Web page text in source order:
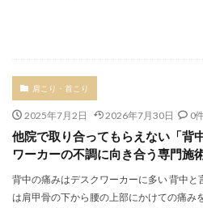
肩こり・首こり
2025年7月2日 2026年7月30日 0
他院で取り合ってもらえない「背
ワーカーの不調に向き合う専門施
背中の痛みはデスクワーカーに多い 背中
は肩甲骨の下から腰の上部にかけての痛み